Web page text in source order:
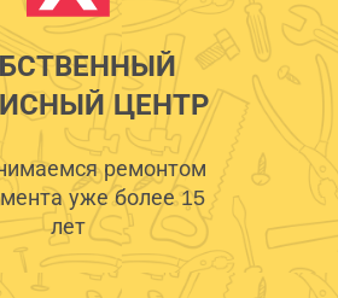
ЦЕНТР
ремонтом
уже более 15
лет